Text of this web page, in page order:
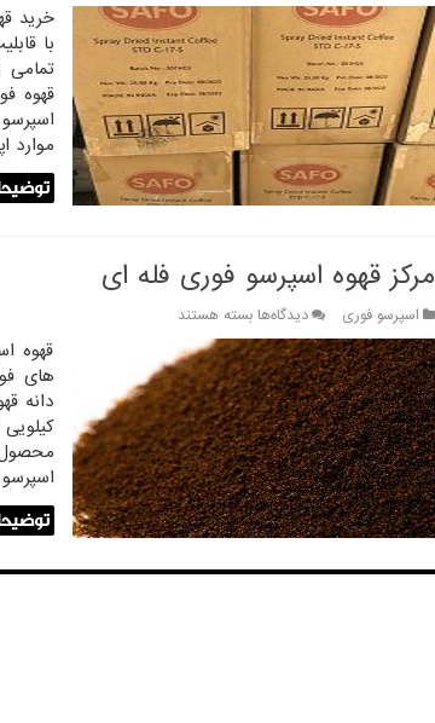
اسپرسو
سافو
25
کیلویی
با
تمامی
موارد
مرکز قهوه اسپرسو فوری فله ای
اسپرسو فوری دیدگاه‌هابرای
مرکز
قهوه
اسپرسو
فوری
فله
ای
بسته هستند
قهوه
های
محصول